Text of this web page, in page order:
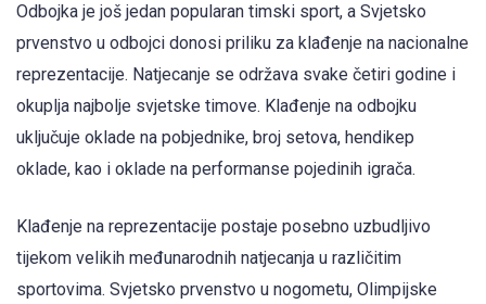
Odbojka je još jedan popularan timski sport, a Svjetsko
prvenstvo u odbojci donosi priliku za klađenje na nacionalne
reprezentacije. Natjecanje se održava svake četiri godine i
okuplja najbolje svjetske timove. Klađenje na odbojku
uključuje oklade na pobjednike, broj setova, hendikep
oklade, kao i oklade na performanse pojedinih igrača.
Klađenje na reprezentacije postaje posebno uzbudljivo
tijekom velikih međunarodnih natjecanja u različitim
sportovima. Svjetsko prvenstvo u nogometu, Olimpijske